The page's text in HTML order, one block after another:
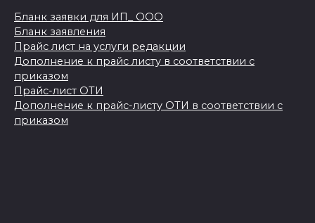
Бланк заявки для ИП_ ООО
Бланк заявления
Прайс лист на услуги редакции
Дополнение к прайс листу в соответствии с
приказом
Прайс-лист ОТИ
Дополнение к прайс-листу ОТИ в соответствии с
приказом